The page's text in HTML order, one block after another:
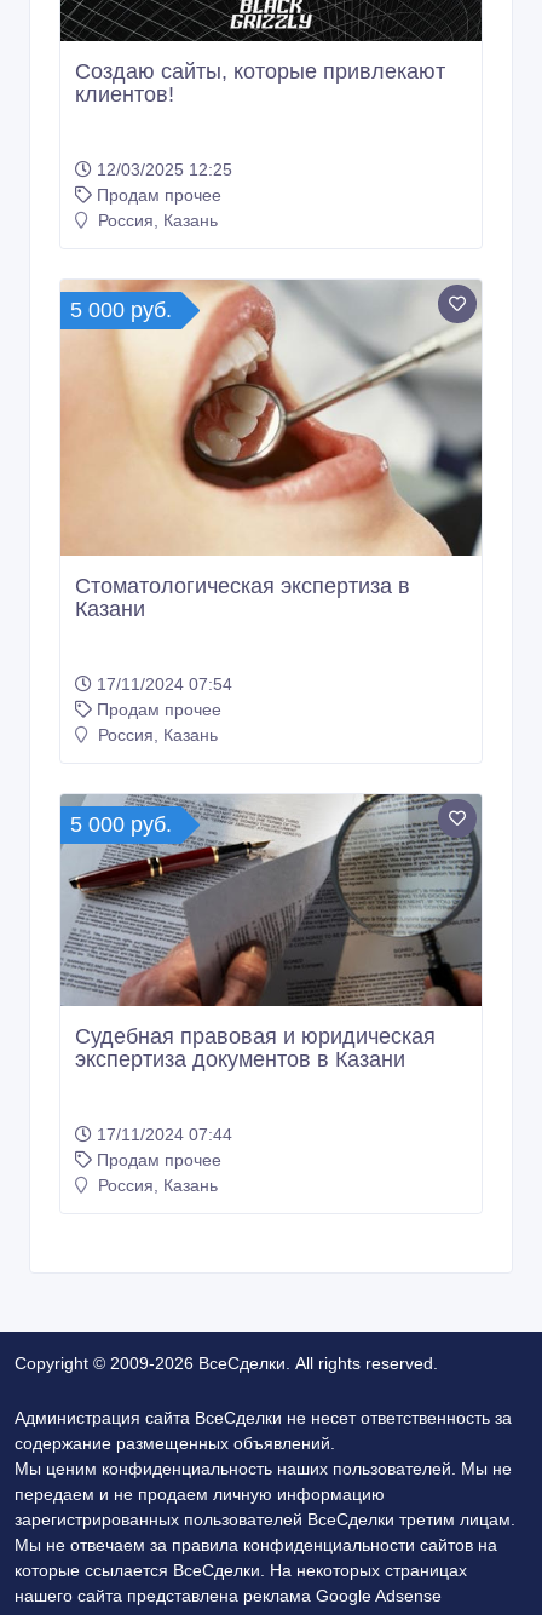
Создаю сайты, которые привлекают
клиентов!
12/03/2025 12:25
Продам прочее
Россия, Казань
5 000 руб.
Стоматологическая экспертиза в
Казани
17/11/2024 07:54
Продам прочее
Россия, Казань
5 000 руб.
Судебная правовая и юридическая
экспертиза документов в Казани
17/11/2024 07:44
Продам прочее
Россия, Казань
Copyright © 2009-2026 ВсеСделки. All rights reserved.
Администрация сайта ВсеСделки не несет ответственность за
содержание размещенных объявлений.
Мы ценим конфиденциальность наших пользователей. Мы не
передаем и не продаем личную информацию
зарегистрированных пользователей ВсеСделки третим лицам.
Мы не отвечаем за правила конфиденциальности сайтов на
которые ссылается ВсеСделки. На некоторых страницах
нашего сайта представлена реклама Google Adsense